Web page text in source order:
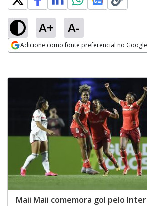
A+ A-
Adicione como fonte preferencial no Google
Maii Maii comemora gol pelo